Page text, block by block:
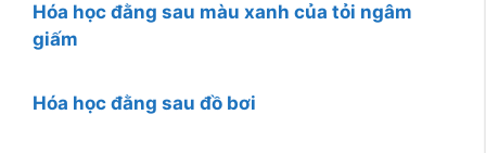
Hóa học đằng sau màu xanh của tỏi ngâm
giấm
Hóa học đằng sau đồ bơi